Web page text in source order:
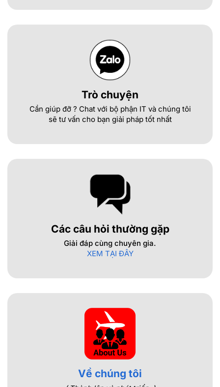
Trò chuyện
Cần giúp đỡ ? Chat với bộ phận IT và chúng tôi
sẽ tư vấn cho bạn giải pháp tốt nhất
Các câu hỏi thường gặp
Giải đáp cùng chuyên gia.
XEM TẠI ĐÂY
Về chúng tôi